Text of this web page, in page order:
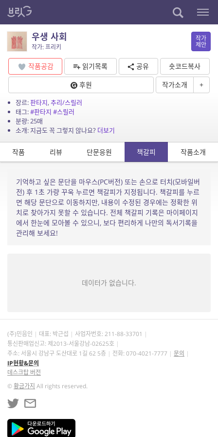
우생 사회
작가: 프리키
작가
제안
작품공감 읽기목록 공유
숏코드복사
후원
작가소개 +
장르:판타지,추리/스릴러
태그:#판타지 #스릴러
분량: 25매
소개: 지금도 꼭 그렇지 않나요? 더보기
작품 리뷰 단문응원 책갈피 작품소개
기억하고 싶은 문단을 마우스(PC버전) 또는 손으로 터치(모바일버
전) 후 1초 가량 꾸욱 누르면 책갈피가 지정됩니다. 책갈피를 누르
면 해당 문단으로 이동하지만, 내용이 수정된 경우에는 정확한 위
치로 찾아가지 못할 수 있습니다. 전체 책갈피 기록은 마이페이지
에서 한눈에 모아볼 수 있으니, 보다 편리하게 나만의 독서기록을
관리해 보세요!
데이터가 없습니다.
(주)민음인 대표: 박근섭 사업자번호: 211-88-33701
통신판매업신고: 제2013-서울강남-02625호
주소: 서울시 강남구 도산대로 1길 62 5층
전화: 070-4021-7777
문의
IP현황&문의
데스크탑 버전
©황금가지 All rights reserved.